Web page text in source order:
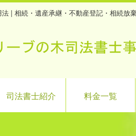
| 相続・遺産承継・不動産登記・相続
司法書士紹介 料金一覧